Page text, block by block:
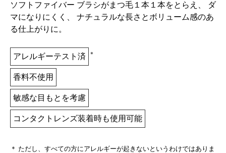
ソフトファイバー ブラシがまつ毛１本１本をとらえ、 ダ
マになりにくく、 ナチュラルな長さとボリューム感のあ
る仕上がりに。
アレルギーテスト済 ＊
香料不使用
敏感な目もとを考慮
コンタクトレンズ装着時も使用可能
＊ ただし、すべての方にアレルギーが起きないというわけではありま